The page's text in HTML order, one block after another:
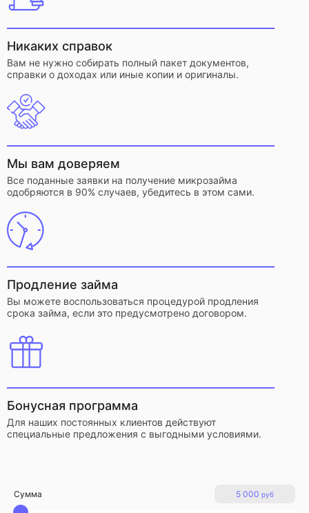
Никаких справок
Вам не нужно собирать полный пакет документов,
справки о доходах или иные копии и оригиналы.
Мы вам доверяем
Все поданные заявки на получение микрозайма
одобряются в 90% случаев, убедитесь в этом сами.
Продление займа
Вы можете воспользоваться процедурой продления
срока займа, если это предусмотрено договором.
Бонусная программа
Для наших постоянных клиентов действуют
специальные предложения с выгодными условиями.
5 000 руб
Сумма